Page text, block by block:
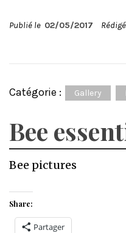
Publié le 02/05/2017
Catégorie : Gallery
Bee
Bee pictures
Share:
Partager